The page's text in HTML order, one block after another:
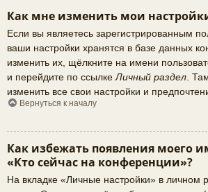
Как мне изменить мои
Если вы являетесь зарегистрированным
ваши настройки хранятся в базе данных
изменить их, щёлкните на имени
и перейдите по ссылкеЛичный раздел.
изменить все свои настройки и
Вернуться к началу
Как избежать появления моего
«Кто сейчас на конференции»?
На вкладке «Личные настройки» в личном